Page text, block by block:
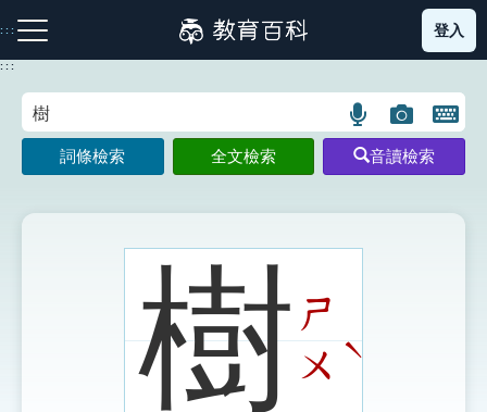
到
主
:::
注音索引圖示 筆畫索引圖示 部首索引表圖示
登入
:::
語
言
搜
示
圖
片
搜
開
鍵
圖
詞條檢索 全文檢索 音讀檢索
樹ㄕ
ㄨˋ